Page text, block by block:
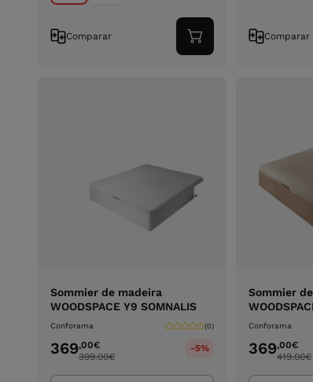
Comparar
Adicionar
ao
Comparar
Sommier de madeira
WOODSPACE Y9 SOMNALIS
Conforama (0)
369,00€
399.00€
-5%
Sommier
Conforama
369,00€
419.00€